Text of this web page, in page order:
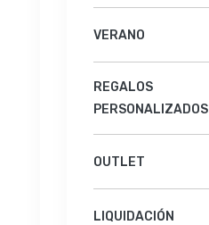
VERANO
REGALOS
PERSONALIZADOS
OUTLET
LIQUIDACIÓN